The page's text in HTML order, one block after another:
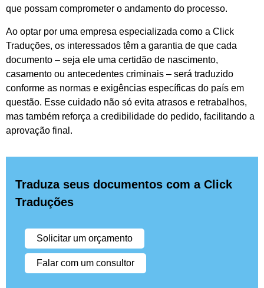
que possam comprometer o andamento do processo.
Ao optar por uma empresa especializada como a Click
Traduções, os interessados têm a garantia de que cada
documento – seja ele uma certidão de nascimento,
casamento ou antecedentes criminais – será traduzido
conforme as normas e exigências específicas do país em
questão. Esse cuidado não só evita atrasos e retrabalhos,
mas também reforça a credibilidade do pedido, facilitando a
aprovação final.
Traduza seus documentos com a Click
Traduções
Solicitar um orçamento
Falar com um consultor